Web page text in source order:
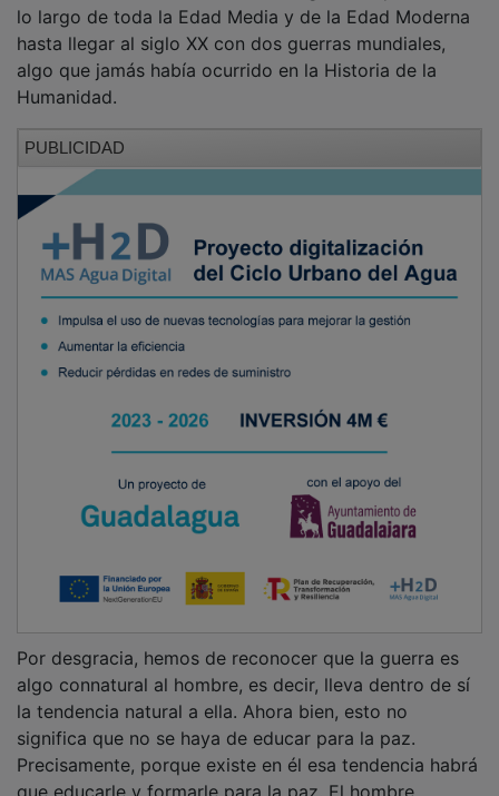
lo largo de toda la Edad Media y de la Edad Moderna
hasta llegar al siglo XX con dos guerras mundiales,
algo que jamás había ocurrido en la Historia de la
Humanidad.
PUBLICIDAD
Por desgracia, hemos de reconocer que la guerra es
algo connatural al hombre, es decir, lleva dentro de sí
la tendencia natural a ella. Ahora bien, esto no
significa que no se haya de educar para la paz.
Precisamente, porque existe en él esa tendencia habrá